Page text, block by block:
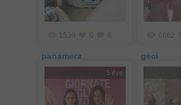
1539 6
panamera
6862
geci
5 éve